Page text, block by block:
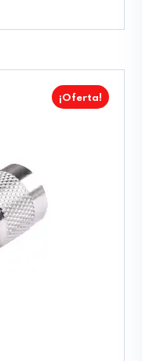
¡Oferta!